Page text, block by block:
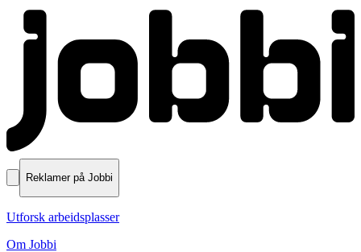
Reklamer på Jobbi
Utforsk arbeidsplasser
Om Jobbi